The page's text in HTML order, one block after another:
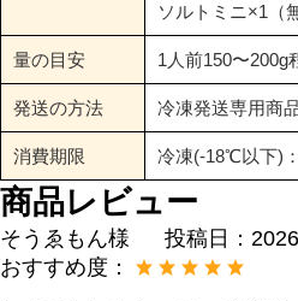
ソルトミニ×1（
量の目安 1人前150〜200g
発送の方法 冷凍発送専用商
消費期限 冷凍(-18℃以下)
商品レビュー
そうゑもん様 投稿日：
おすすめ度：